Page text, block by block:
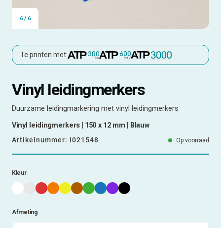
6/ 6
Te printen met:
Vinyl leidingmerkers
Duurzame leidingmarkering met vinyl leidingmerkers
Vinyl leidingmerkers | 150 x 12 mm | Blauw
Artikelnummer: I021548 Op voorraad
Kleur
Afmeting